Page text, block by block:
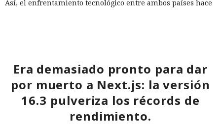
Así, el enfrentamiento tecnológico entre ambos países hace
no simplemente en participantes de la competencia de
mercado.
Era demasiado pronto para dar
por muerto a Next.js: la versión
16.3 pulveriza los récords de
rendimiento.